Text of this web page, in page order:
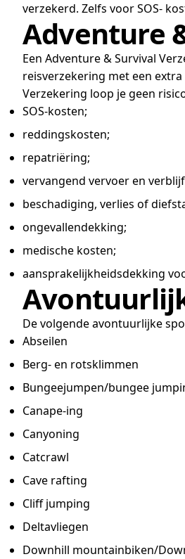
verzekerd. Zelfs voor SOS-
Adventure
Een Adventure & Survival
reisverzekering met een
Verzekering loop je geen
SOS-kosten;
reddingskosten;
repatriëring;
vervangend vervoer en
beschadiging, verlies of
ongevallendekking;
medische kosten;
aansprakelijkheidsdekking
De volgende avontuurlijke
Abseilen
Berg- en rotsklimmen
Bungeejumpen/bungee
Canape-ing
Canyoning
Catcrawl
Cave rafting
Cliff jumping
Deltavliegen
Downhill mountainbiken/